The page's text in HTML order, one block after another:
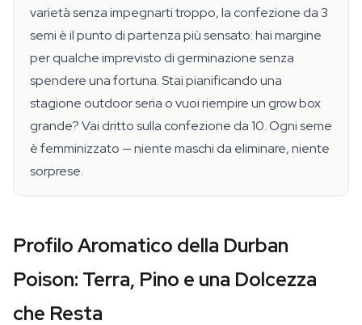
varietà senza impegnarti troppo, la confezione da 3
semi è il punto di partenza più sensato: hai margine
per qualche imprevisto di germinazione senza
spendere una fortuna. Stai pianificando una
stagione outdoor seria o vuoi riempire un grow box
grande? Vai dritto sulla confezione da 10. Ogni seme
è femminizzato — niente maschi da eliminare, niente
sorprese.
Profilo Aromatico della Durban
Poison: Terra, Pino e una Dolcezza
che Resta